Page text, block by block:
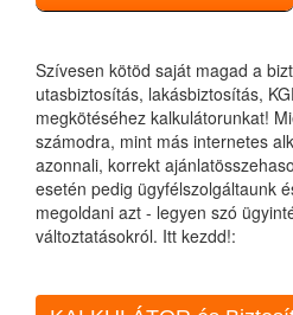
Szívesen kötöd saját magad a
utasbiztosítás, lakásbiztosítás,
megkötéséhez kalkulátorunkat!
számodra, mint más internetes
azonnali, korrekt
esetén pedig ügyfélszolgáltaunk
megoldani azt - legyen szó
változtatásokról. Itt kezdd!: